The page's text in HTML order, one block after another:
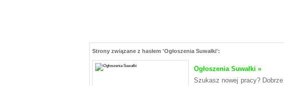
Strony związane z hasłem 'Ogłoszenia Suwałki':
Ogłoszenia Suwałki »
Szukasz nowej pracy?